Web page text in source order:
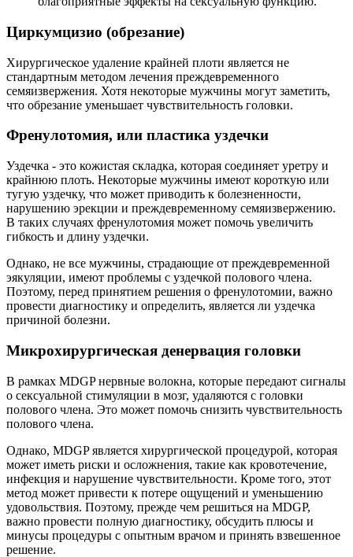
Циркумцизио (обрезание)
Хирургическое удаление крайней плоти является не
стандартным методом лечения преждевременного
семяизвержения. Хотя некоторые мужчины могут заметить,
что обрезание уменьшает чувствительность головки.
Френулотомия, или пластика уздечки
Уздечка - это кожистая складка, которая соединяет уретру и
крайнюю плоть. Некоторые мужчины имеют короткую или
тугую уздечку, что может приводить к болезненности,
нарушению эрекции и преждевременному семяизвержению.
В таких случаях френулотомия может помочь увеличить
гибкость и длину уздечки.
Однако, не все мужчины, страдающие от преждевременной
эякуляции, имеют проблемы с уздечкой полового члена.
Поэтому, перед принятием решения о френулотомии, важно
провести диагностику и определить, является ли уздечка
причиной болезни.
Микрохирургическая денервация головки
В рамках MDGP нервные волокна, которые передают сигналы
о сексуальной стимуляции в мозг, удаляются с головки
полового члена. Это может помочь снизить чувствительность
полового члена.
Однако, MDGP является хирургической процедурой, которая
может иметь риски и осложнения, такие как кровотечение,
инфекция и нарушение чувствительности. Кроме того, этот
метод может привести к потере ощущений и уменьшению
удовольствия. Поэтому, прежде чем решиться на MDGP,
важно провести полную диагностику, обсудить плюсы и
минусы процедуры с опытным врачом и принять взвешенное
решение.